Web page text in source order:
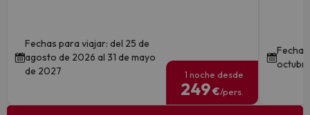
Fechas para viajar: del 25 de
agosto de 2026 al 31 de mayo
de 2027
1 noche desde
249€/pers.